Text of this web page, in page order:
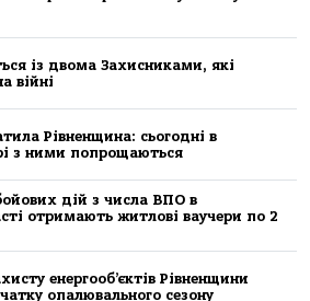
із двома Захисниками, які
війні
Рівненщина: сьогодні в
з ними попрощаються
дій з числа ВПО в
отримають житлові ваучери по 2
енергооб’єктів Рівненщини
опалювального сезону